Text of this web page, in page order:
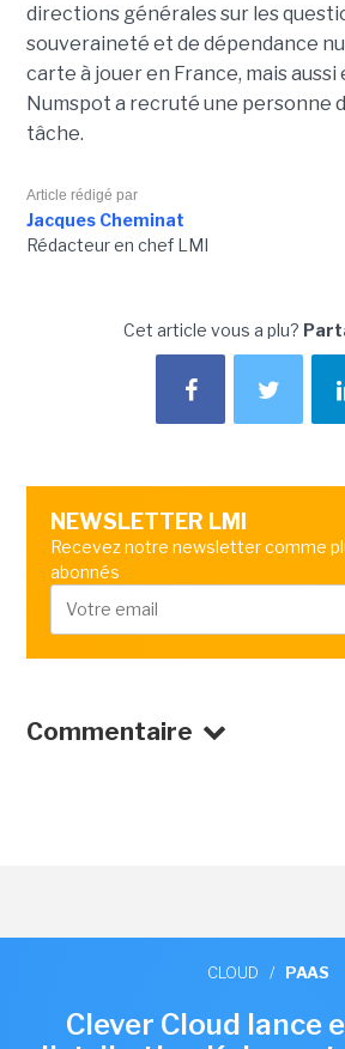
directions générales sur les
souveraineté et de dépendance
carte à jouer en France, mais aussi
Numspot a recruté une personne
tâche.
Article rédigé par
Jacques Cheminat
Rédacteur en chef LMI
Cet article vous a plu?
NEWSLETTER LMI
Recevez notre newsletter comme
abonnés
Commentaire
CLOUD / PAAS
Clever Cloud lance